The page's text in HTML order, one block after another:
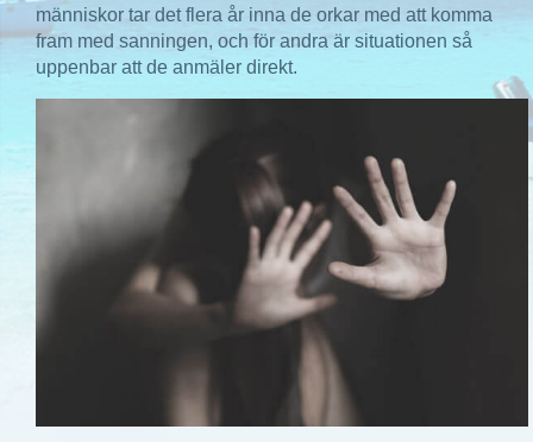
människor tar det flera år inna de orkar med att komma
fram med sanningen, och för andra är situationen så
uppenbar att de anmäler direkt.